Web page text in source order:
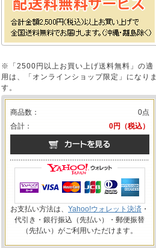
※「2500円以上お買い上げ送料無料」の適
用は、「オンラインショップ限定」になりま
す。
商品数：
0点
合計：
0円（税込）
お支払い方法は、 Yahoo!ウォレット決済 ・
代引き・銀行振込（先払い）・郵便振替
（先払い）がご利用いただけます。